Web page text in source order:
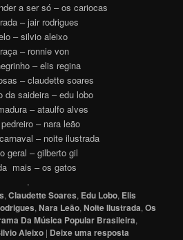
a ser só – os cariocas
– jair rodrigues
– silvio aleixo
– ronnie von
– elis regina
– claudette soares
da saideira – edu lobo
– ataulfo alves
– nara leão
– noite ilustrada
geral – gilberto gil
mais – os gatos
.
,Claudette Soares, Edu Lobo, Elis
,Nara Leão,Noite Ilustrada,Os
Da Música Popular Brasileira,
Aleixo | Deixe uma resposta